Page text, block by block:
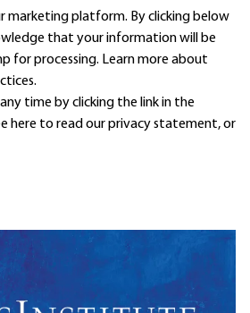
marketing platform. By clicking below
that your information will be
for processing. Learn moreabout
time by clicking the link in the
here to read ourprivacy statement, or